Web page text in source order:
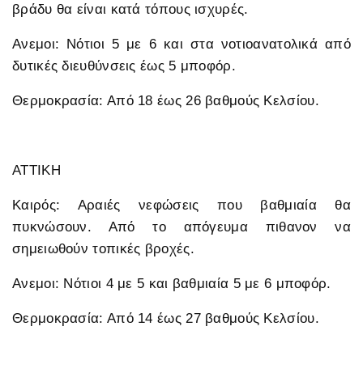
βράδυ θα είναι κατά τόπους ισχυρές.
Ανεμοι: Νότιοι 5 με 6 και στα νοτιοανατολικά από
δυτικές διευθύνσεις έως 5 μποφόρ.
Θερμοκρασία: Από 18 έως 26 βαθμούς Κελσίου.
ΑΤΤΙΚΗ
Καιρός: Αραιές νεφώσεις που βαθμιαία θα
πυκνώσουν. Από το απόγευμα πιθανον να
σημειωθούν τοπικές βροχές.
Ανεμοι: Νότιοι 4 με 5 και βαθμιαία 5 με 6 μποφόρ.
Θερμοκρασία: Από 14 έως 27 βαθμούς Κελσίου.